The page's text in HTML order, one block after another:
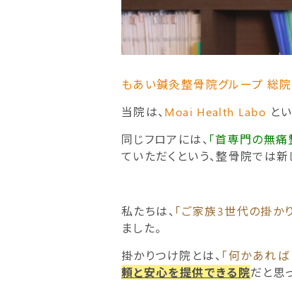
もあい鍼灸整骨院グループ 総
当院は、 Moai Health Labo と
同じフロアには、 「首専門の無
ていただくという、整骨院では新
私たちは、 「ご家族3世代の掛か
ました。
掛かりつけ院とは、 「何かあれば
頼と安心を提供できる院だと思